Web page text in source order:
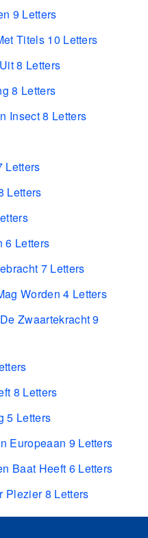
9 Letters
Titels 10 Letters
8 Letters
8 Letters
Insect 8 Letters
Letters
Letters
6 Letters
7 Letters
Worden 4 Letters
Zwaartekracht 9
8 Letters
5 Letters
Europeaan 9 Letters
Baat Heeft 6 Letters
Plezier 8 Letters